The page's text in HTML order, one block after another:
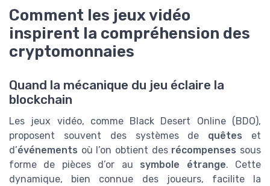
Comment les jeux vidéo
inspirent la compréhension des
cryptomonnaies
Quand la mécanique du jeu éclaire la
blockchain
Les jeux vidéo, comme Black Desert Online (BDO),
proposent souvent des systèmes de quêtes et
d’événements où l’on obtient des récompenses sous
forme de pièces d’or au symbole étrange. Cette
dynamique, bien connue des joueurs, facilite la